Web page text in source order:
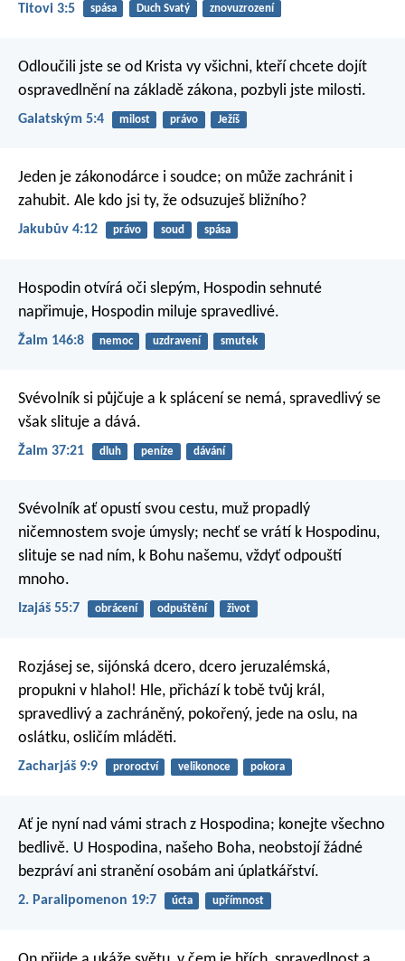
Titovi 3:5 spása Duch Svatý znovuzrození
Odloučili jste se od Krista vy všichni, kteří chcete dojít
ospravedlnění na základě zákona, pozbyli jste milosti.
Galatským 5:4 milost právo Ježíš
Jeden je zákonodárce i soudce; on může zachránit i
zahubit. Ale kdo jsi ty, že odsuzuješ bližního?
Jakubův 4:12 právo soud spása
Hospodin otvírá oči slepým, Hospodin sehnuté
napřimuje, Hospodin miluje spravedlivé.
Žalm 146:8 nemoc uzdravení smutek
Svévolník si půjčuje a k splácení se nemá, spravedlivý se
však slituje a dává.
Žalm 37:21 dluh peníze dávání
Svévolník ať opustí svou cestu, muž propadlý
ničemnostem svoje úmysly; nechť se vrátí k Hospodinu,
slituje se nad ním, k Bohu našemu, vždyť odpouští
mnoho.
Izajáš 55:7 obrácení odpuštění život
Rozjásej se, sijónská dcero, dcero jeruzalémská,
propukni v hlahol! Hle, přichází k tobě tvůj král,
spravedlivý a zachráněný, pokořený, jede na oslu, na
oslátku, osličím mláděti.
Zacharjáš 9:9 proroctví velikonoce pokora
Ať je nyní nad vámi strach z Hospodina; konejte všechno
bedlivě. U Hospodina, našeho Boha, neobstojí žádné
bezpráví ani stranění osobám ani úplatkářství.
2. Paralipomenon 19:7 úcta upřímnost